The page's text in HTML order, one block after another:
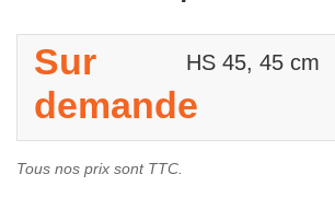
Sur
demande
HS 45, 45 cm
Tous nos prix sont TTC.